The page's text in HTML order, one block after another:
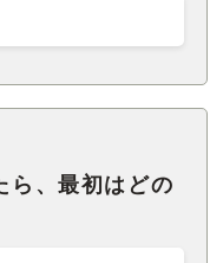
ら、最初はどの